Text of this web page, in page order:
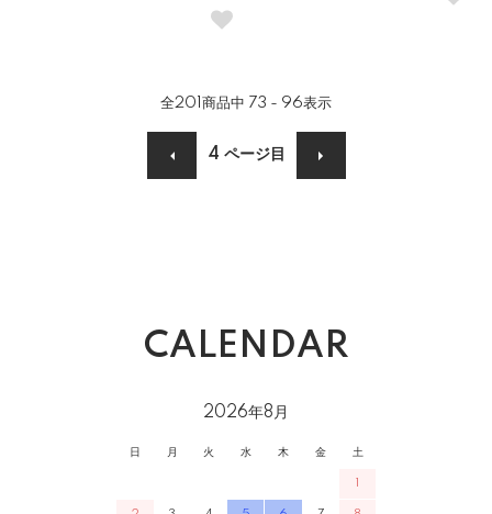
全201 商品中 73 - 96表示
4 ページ目
CALENDAR
2026年8月
日 月 火 水 木 金 土
1